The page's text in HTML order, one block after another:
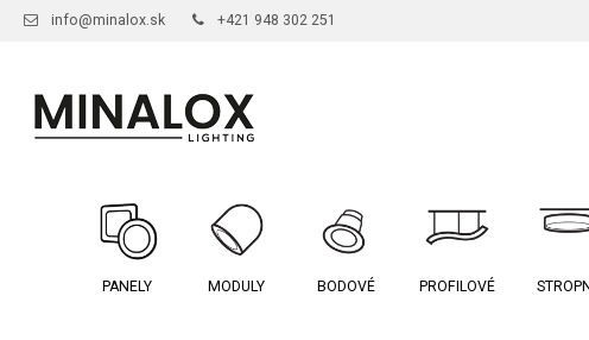
info@minalox.sk +421 948 302 251
PANELY MODULY BODOVÉ PROFILOVÉ